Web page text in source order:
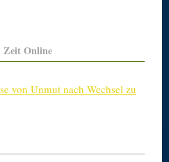
Zeit Online
von Unmut nach Wechsel zu